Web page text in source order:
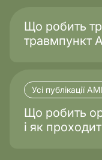
Що робить
травмпункт
Усі публікації
Що робить
і як